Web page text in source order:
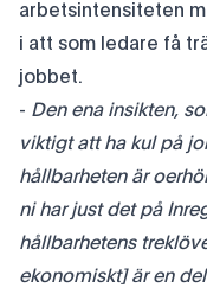
arbetsintensiteten
i att som ledare få
jobbet.
- Den ena insikten,
viktigt att ha kul på
hållbarheten är
ni har just det på
hållbarhetens
ekonomiskt] är en